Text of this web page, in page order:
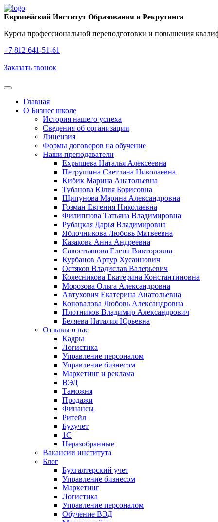
Европейский Институт Образования и Рекрутинга
Курсы профессиональной переподготовки и повышения
+7 812 641‑51‑61
Заказать звонок
Главная
О Бизнес школе
История нашего успеха
Cведения об организации
Лицензия
Формы договоров на обучение
Наши преподаватели
Ехрышева Наталья Алексеевна
Петрушина Светлана Николаевна
Кибик Марина Анатольевна
Тубанова Юлия Борисовна
Щипунова Марина Александровна
Гозман Евгения Николаевна
Филиппова Татьяна Владимировна
Рубацкая Дарья Владимировна
Яблочникова Любовь Матвеевна
Казакова Анна Андреевна
Савостьянова Елена Викторовна
Курбанов Артур Хусаинович
Остяков Владислав Валерьевич
Колесникова Екатерина Константиновна
Морозова Ольга Александровна
Автухович Екатерина Анатольевна
Коновалова Любовь Александровна
Плотников Владимир Александрович
Беляева Наталия Юрьевна
Отзывы о нас
Кадры
Логистика
Управление персоналом
Управление бизнесом
Маркетинг и реклама
ВЭД
Таможня
Продажи
Финансы
Ритейл
Бухучет
1С
Неразобранные
Вакансии института
Блог
Бухгалтерский учет
Управление бизнесом
Маркетинг
Логистика
Управление персоналом
Обучение ВЭД